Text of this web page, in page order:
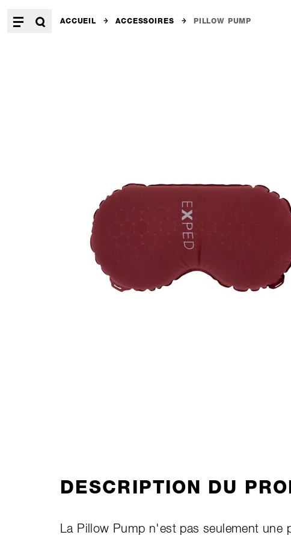
ACCUEIL ACCESSOIRES PILLOW PUMP
DESCRIPTION DU
La Pillow Pump n'est pas seulement une